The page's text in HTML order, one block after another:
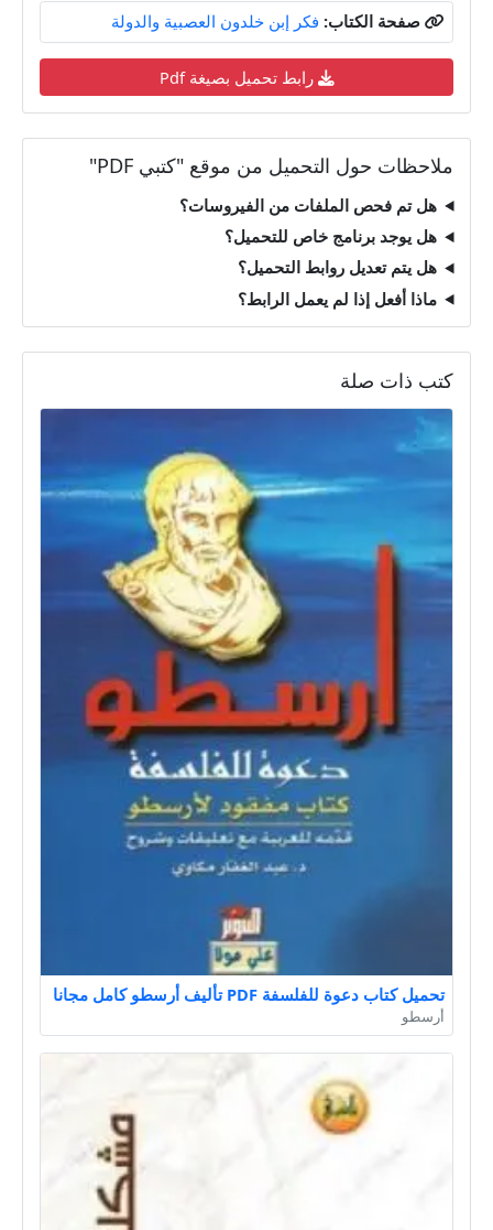
صفحة الكتاب: فكر إبن خلدون العصبية والدولة
رابط تحميل بصيغة Pdf
ملاحظات حول التحميل من موقع "كتبي PDF"
هل تم فحص الملفات من الفيروسات؟
هل يوجد برنامج خاص للتحميل؟
هل يتم تعديل روابط التحميل؟
ماذا أفعل إذا لم يعمل الرابط؟
كتب ذات صلة
تحميل كتاب دعوة للفلسفة PDF تأليف أرسطو كامل مجانا
أرسطو